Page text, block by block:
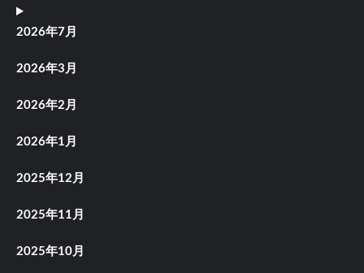
2026年7月
2026年3月
2026年2月
2026年1月
2025年12月
2025年11月
2025年10月